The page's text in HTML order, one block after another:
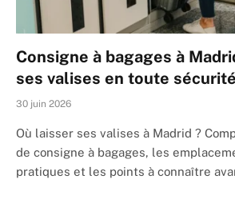
Consigne à bagages à
ses valises en toute
30 juin 2026
Où laisser ses valises à Madrid ?
de consigne à bagages, les
pratiques et les points à connaître